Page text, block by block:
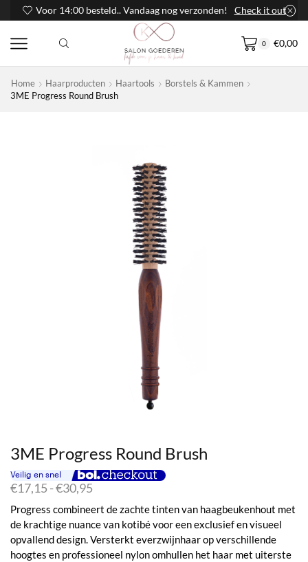
Voor 14:00 besteld.. Vandaag nog verzonden! Check it out
0 €0,00
Home Haarproducten Haartools
Borstels & Kammen
3ME Progress Round Brush
3ME Progress Round Brush
€17,15 -€30,95
tot
€30,95
Progress combineert de zachte tinten van haagbeukenhout met
de krachtige nuance van kotibé voor een exclusief en visueel
opvallend design. Versterkt everzwijnhaar op verschillende
hoogtes en professioneel nylon omhullen het haar met uiterste